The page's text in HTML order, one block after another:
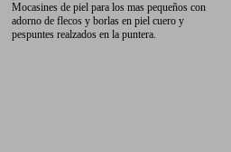
Mocasines de piel para los mas pequeños con
adorno de flecos y borlas en piel cuero y
pespuntes realzados en la puntera.